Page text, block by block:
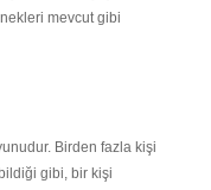
mevcut gibi
Birden fazla kişi
gibi, bir kişi